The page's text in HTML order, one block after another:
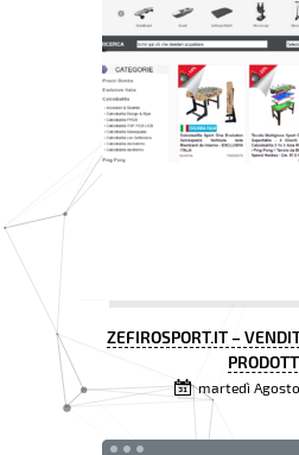
ZEFIROSPORT.IT –
martedì